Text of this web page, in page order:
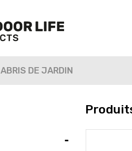
ABRIS DE JARDIN